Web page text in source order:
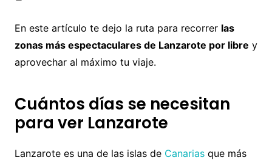
En este artículo te dejo la ruta para recorrer las
zonas más espectaculares de Lanzarote por libre y
aprovechar al máximo tu viaje.
Cuántos días se necesitan
para ver Lanzarote
Lanzarote es una de las islas de Canariasque más